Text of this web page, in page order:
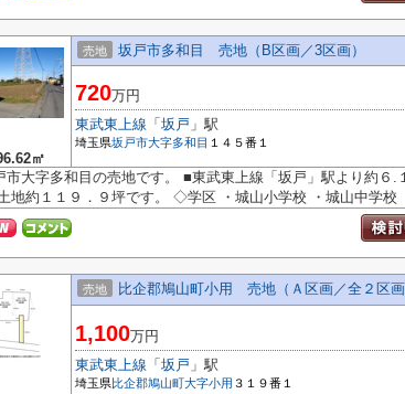
㎡
売地 坂戸市多和目 売地（B区画／3区画）
720万円
東武東上線 「 坂戸 」駅
埼玉県坂戸市大字多和目 １４５番１
大字多和目の売地です。 ■東武東上線「坂戸」駅より約６.
地約１１９．９坪です。 ◇学区 ・城山小学校 ・城山中学校
売地 比企郡鳩山町小用 売地（Ａ区画／全２区画
1,100万円
東武東上線 「 坂戸 」駅
埼玉県比企郡鳩山町大字小用 ３１９番１